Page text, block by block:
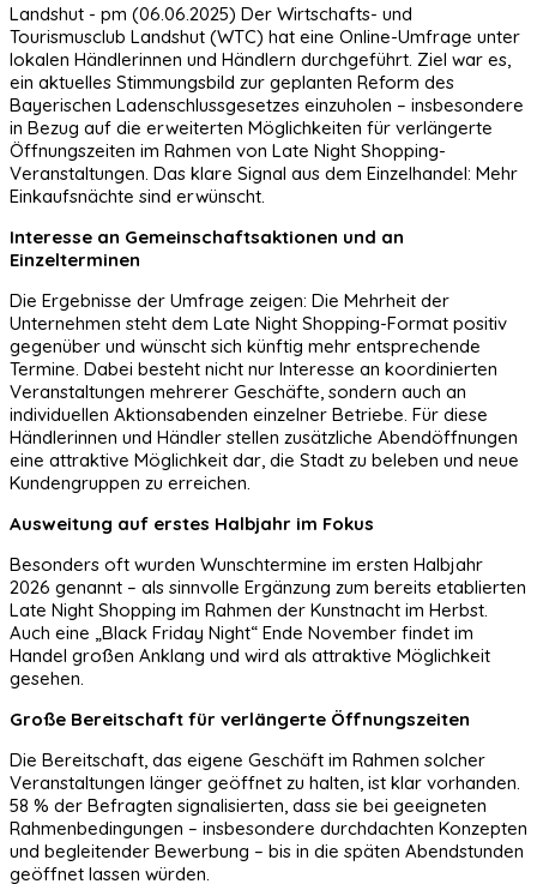
Landshut - pm (06.06.2025) Der Wirtschafts- und
Tourismusclub Landshut (WTC) hat eine Online-Umfrage unter
lokalen Händlerinnen und Händlern durchgeführt. Ziel war es,
ein aktuelles Stimmungsbild zur geplanten Reform des
Bayerischen Ladenschlussgesetzes einzuholen – insbesondere
in Bezug auf die erweiterten Möglichkeiten für verlängerte
Öffnungszeiten im Rahmen von Late Night Shopping-
Veranstaltungen. Das klare Signal aus dem Einzelhandel: Mehr
Einkaufsnächte sind erwünscht.
Interesse an Gemeinschaftsaktionen und an
Einzelterminen
Die Ergebnisse der Umfrage zeigen: Die Mehrheit der
Unternehmen steht dem Late Night Shopping-Format positiv
gegenüber und wünscht sich künftig mehr entsprechende
Termine. Dabei besteht nicht nur Interesse an koordinierten
Veranstaltungen mehrerer Geschäfte, sondern auch an
individuellen Aktionsabenden einzelner Betriebe. Für diese
Händlerinnen und Händler stellen zusätzliche Abendöffnungen
eine attraktive Möglichkeit dar, die Stadt zu beleben und neue
Kundengruppen zu erreichen.
Ausweitung auf erstes Halbjahr im Fokus
Besonders oft wurden Wunschtermine im ersten Halbjahr
2026 genannt – als sinnvolle Ergänzung zum bereits etablierten
Late Night Shopping im Rahmen der Kunstnacht im Herbst.
Auch eine „Black Friday Night“ Ende November findet im
Handel großen Anklang und wird als attraktive Möglichkeit
gesehen.
Große Bereitschaft für verlängerte Öffnungszeiten
Die Bereitschaft, das eigene Geschäft im Rahmen solcher
Veranstaltungen länger geöffnet zu halten, ist klar vorhanden.
58 % der Befragten signalisierten, dass sie bei geeigneten
Rahmenbedingungen – insbesondere durchdachten Konzepten
und begleitender Bewerbung – bis in die späten Abendstunden
geöffnet lassen würden.